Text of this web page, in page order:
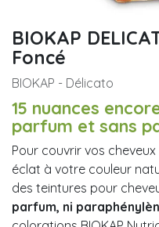
BIOKAP
Foncé
BIOKAP - Délicato
15 nuances
parfum et sans
Pour couvrir vos
éclat à votre couleur
des teintures pour
parfum, ni